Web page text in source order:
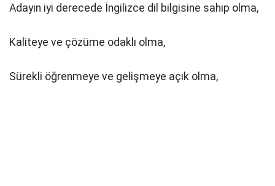
Adayın iyi derecede İngilizce dil bilgisine sahip olma,
Kaliteye ve çözüme odaklı olma,
Sürekli öğrenmeye ve gelişmeye açık olma,